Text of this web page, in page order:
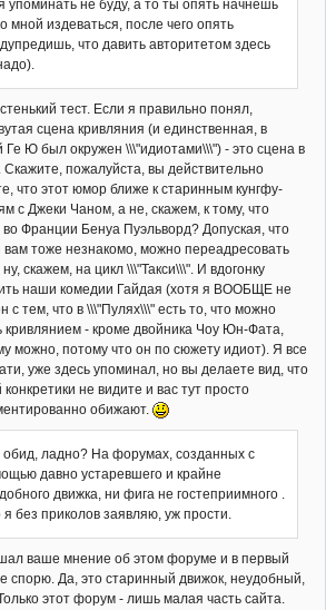
упоминать не буду, а то ты опять начнешь
мной издеваться, после чего опять
что давить авторитетом здесь
тест. Если я правильно понял,
сцена кривляния (и единственная, в
Ге Ю был окружен \\\"идиотами\\\") - это сцена в
Скажите, пожалуйста, вы действительно
что этот юмор ближе к старинным кунгфу-
с Джеки Чаном, а не, скажем, к тому, что
Франции Бенуа Пуэльворд? Допуская, что
вам тоже незнакомо, можно переадресовать
скажем, на цикл \\\"Такси\\\". И вдогонку
наши комедии Гайдая (хотя я ВООБЩЕ не
с тем, что в \\\"Пулях\\\" есть то, что можно
кривлянием - кроме двойника Чоу Юн-Фата,
можно, потому что он по сюжету идиот). Я все
уже здесь упоминал, но вы делаете вид, что
конкретики не видите и вас тут просто
обижают.
обид, ладно? На форумах, созданных с
давно устаревшего и крайне
движка, ни фига не гостеприимного .
я без приколов заявляю, уж прости.
ваше мнение об этом форуме и в первый
спорю. Да, это старинный движок, неудобный,
этот форум - лишь малая часть сайта.